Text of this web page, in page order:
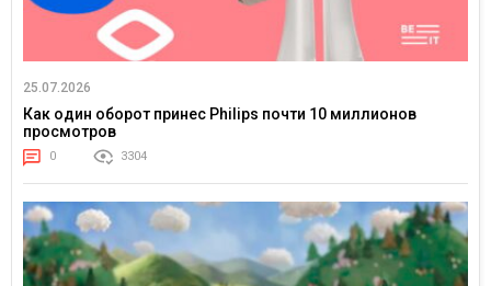
25.07.2026
Как один оборот принес Philips почти 10 миллионов
просмотров
0 3304